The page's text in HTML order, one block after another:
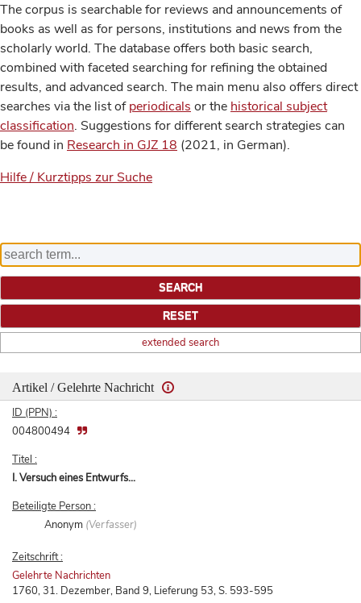
The corpus is searchable for reviews and announcements of
books as well as for persons, institutions and news from the
scholarly world. The database offers both basic search,
combined with faceted searching for refining the obtained
results, and advanced search. The main menu also offers direct
searches via the list ofperiodicals or the historical subject
classification. Suggestions for different search strategies can
be found in Research in GJZ 18 (2021, in German).
Hilfe / Kurztipps zur Suche
extended search
Artikel / Gelehrte Nachricht
ID (PPN) :
004800494
Titel :
I. Versuch eines Entwurfs...
Beteiligte Person :
Anonym (Verfasser)
Zeitschrift :
Gelehrte Nachrichten
1760, 31. Dezember, Band 9, Lieferung 53, S. 593-595